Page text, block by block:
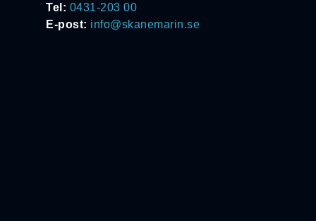
Tel: 0431-203 00
E-post: info@skanemarin.se